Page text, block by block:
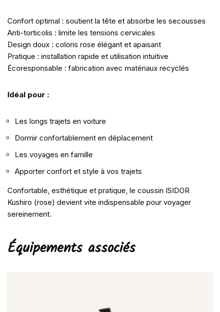
Confort optimal : soutient la tête et absorbe les secousses
Anti-torticolis : limite les tensions cervicales
Design doux : coloris rose élégant et apaisant
Pratique : installation rapide et utilisation intuitive
Écoresponsable : fabrication avec matériaux recyclés
Idéal pour :
Les longs trajets en voiture
Dormir confortablement en déplacement
Les voyages en famille
Apporter confort et style à vos trajets
Confortable, esthétique et pratique, le coussin ISIDOR
Kushiro (rose) devient vite indispensable pour voyager
sereinement.
Équipements associés